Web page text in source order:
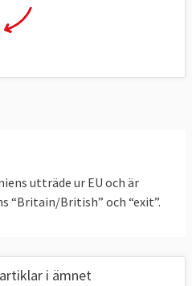
lösas?
till många praktiska
här är några:
rättigheter ska
det brittiska EU-
Nordirland vara?
utträde ur EU och är
“Britain/British” och “exit”.
i ämnet